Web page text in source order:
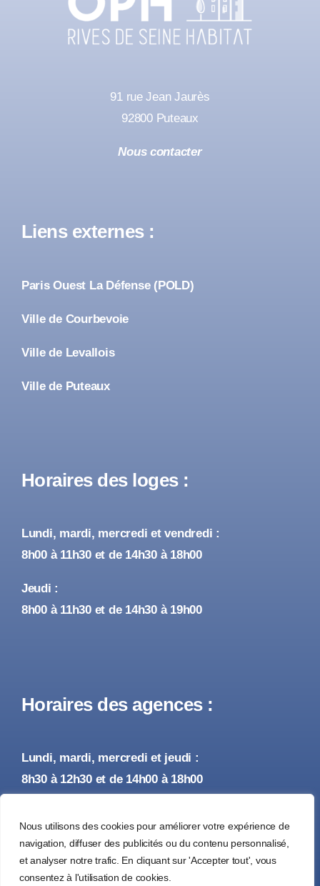
Nous utilisons des cookies pour améliorer votre expérience de
navigation, diffuser des publicités ou du contenu personnalisé,
et analyser notre trafic. En cliquant sur 'Accepter tout', vous
consentez à l'utilisation de cookies.
91 rue Jean Jaurès
92800 Puteaux
Nous contacter
Liens externes :
Paris Ouest La Défense (POLD)
Ville de Courbevoie
Ville de Levallois
Ville de Puteaux
Horaires des loges :
Lundi, mardi, mercredi et vendredi :
8h00 à 11h30 et de 14h30 à 18h00
Jeudi :
8h00 à 11h30 et de 14h30 à 19h00
Horaires des agences :
Lundi, mardi, mercredi et jeudi :
8h30 à 12h30 et de 14h00 à 18h00
8h30 à 12h30 et de 14h00 à 17h00